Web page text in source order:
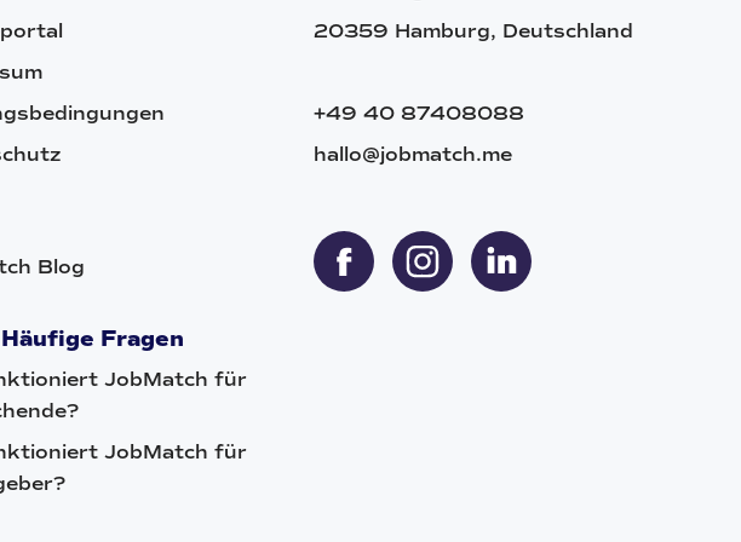
Blog
Fragen
JobMatch für
JobMatch für
20359 Hamburg, Deutschland
+49 40 87408088
hallo@jobmatch.me